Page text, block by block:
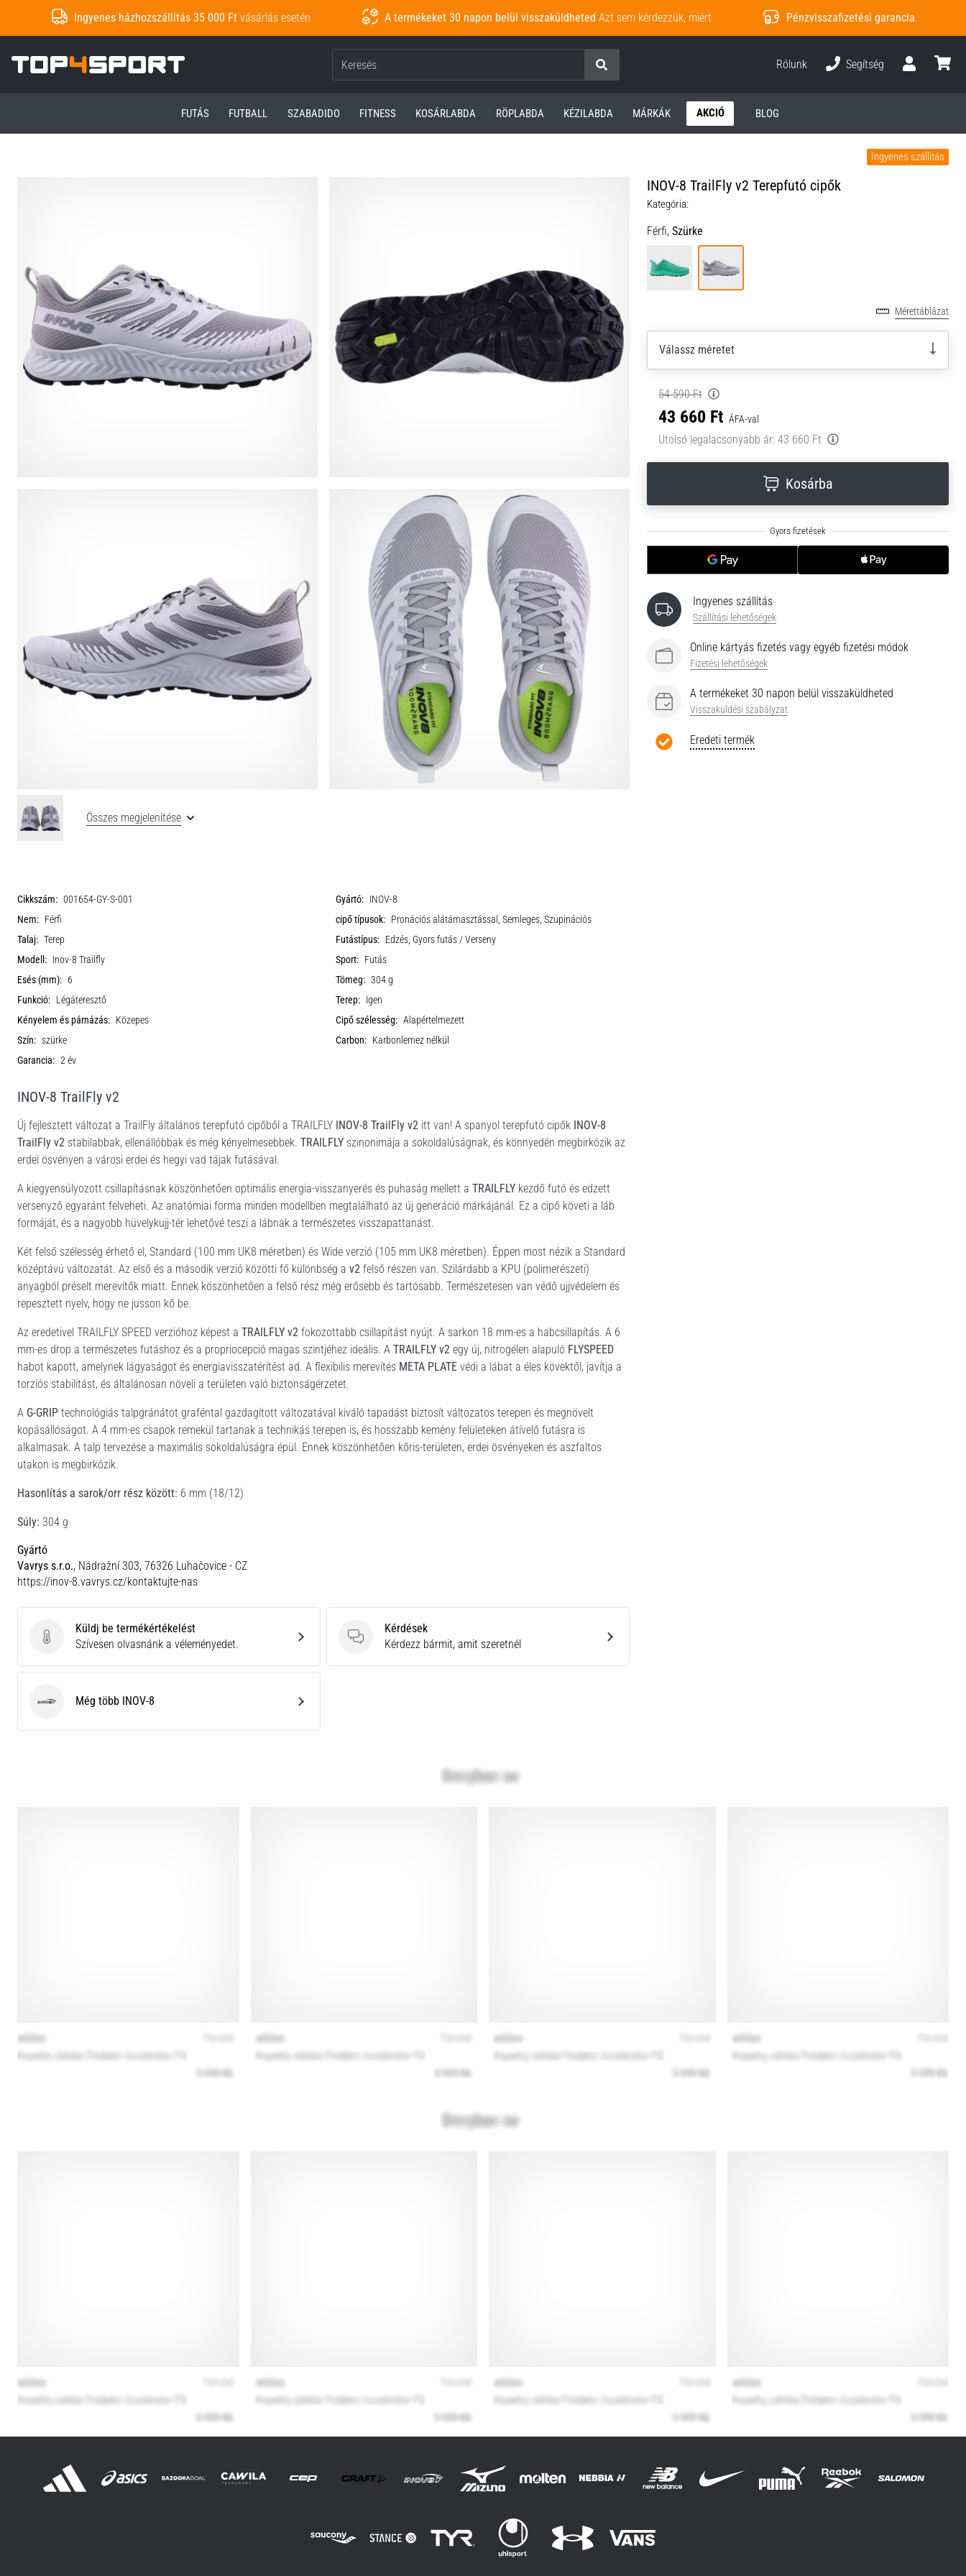
Ingyenes házhozszállítás 35 000 Ft vásárlás esetén A termékeket 30 napon belül visszaküldheted Azt sem kérdezzük, miért Pénzvisszafizetési garancia
Top4Sport.hu
Keresés
Rólunk
Segítség
FUTÁS FUTBALL SZABADIDO FITNESS KOSÁRLABDA RÖPLABDA KÉZILABDA MÁRKÁK AKCIÓ BLOG
Ingyenes szállítás
INOV-8 TrailFly v2 Terepfutó cipők
Kategória:
Férfi, Szürke
Mérettáblázat
Válassz méretet
54 590 Ft
43 660 Ft ÁFA-val
Utolsó legalacsonyabb ár: 43 660 Ft
Kosárba
Ingyenes szállítás
Szállítási lehetőségek
Online kártyás fizetés vagy egyéb fizetési módok
Fizetési lehetőségek
A termékeket 30 napon belül visszaküldheted
Visszaküldési szabályzat
Eredeti termék
Összes megjelenítése
Cikkszám: 001654-GY-S-001 Gyártó: INOV-8
Nem: Férfi cipő típusok: Pronációs alátámasztással, Semleges, Szupinációs
Talaj: Terep Futástípus: Edzés, Gyors futás / Verseny
Modell: Inov-8 Trailfly Sport: Futás
Esés (mm): 6 Tömeg: 304 g
Funkció: Légáteresztő Terep: Igen
Kényelem és párnázás: Közepes Cipő szélesség: Alapértelmezett
Szín: szürke Carbon: Karbonlemez nélkül
Garancia: 2 év
INOV-8 TrailFly v2
Új fejlesztett változat a TrailFly általános terepfutó cipőből a TRAILFLY INOV-8 TrailFly v2 itt van! A spanyol terepfutó cipők INOV-8
TrailFly v2 stabilabbak, ellenállóbbak és még kényelmesebbek. TRAILFLY szinonimája a sokoldalúságnak, és könnyedén megbirkózik az
erdei ösvényen a városi erdei és hegyi vad tájak futásával.
A kiegyensúlyozott csillapításnak köszönhetően optimális energia-visszanyerés és puhaság mellett a TRAILFLY kezdő futó és edzett
versenyző egyaránt felveheti. Az anatómiai forma minden modellben megtalálható az új generáció márkájánál. Ez a cipő követi a láb
formáját, és a nagyobb hüvelykujj-tér lehetővé teszi a lábnak a természetes visszapattanást.
Két felső szélesség érhető el, Standard (100 mm UK8 méretben) és Wide verzió (105 mm UK8 méretben). Éppen most nézik a Standard
középtávú változatát. Az első és a második verzió közötti fő különbség a v2 felső részen van. Szilárdabb a KPU (polimerészeti)
anyagból préselt merevítők miatt. Ennek köszönhetően a felső rész még erősebb és tartósabb. Természetesen van védő ujjvédelem és
repesztett nyelv, hogy ne jusson kő be.
Az eredetivel TRAILFLY SPEED verzióhoz képest a TRAILFLY v2 fokozottabb csillapítást nyújt. A sarkon 18 mm-es a habcsillapítás. A 6
mm-es drop a természetes futáshoz és a propriocepció magas szintjéhez ideális. A TRAILFLY v2 egy új, nitrogélen alapuló FLYSPEED
habot kapott, amelynek lágyaságot és energiavisszatérítést ad. A flexibilis merevítés META PLATE védi a lábat a éles kövektől, javítja a
torziós stabilitást, és általánosan növeli a területen való biztonságérzetet.
A G-GRIP technológiás talpgránátot graféntal gazdagított változatával kiváló tapadást biztosít változatos terepen és megnövelt
kopásállóságot. A 4 mm-es csapok remekül tartanak a technikás terepen is, és hosszabb kemény felületeken átívelő futásra is
alkalmasak. A talp tervezése a maximális sokoldalúságra épül. Ennek köszönhetően kőris-területen, erdei ösvényeken és aszfaltos
utakon is megbirkózik.
Hasonlítás a sarok/orr rész között: 6 mm (18/12)
Súly: 304 g
Gyártó
Vavrys s.r.o., Nádražní 303, 76326 Luhačovice - CZ
https://inov-8.vavrys.cz/kontaktujte-nas
Küldj be termékértékelést
Küldj be termékértékelést
Szívesen olvasnánk a véleményedet.
Kérdések
Kérdések
Kérdezz bármit, amit szeretnél
INOV-8Még több INOV-8